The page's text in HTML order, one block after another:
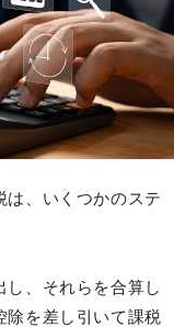
は、いくつかのステ
し、それらを合算し
除を差し引いて課税